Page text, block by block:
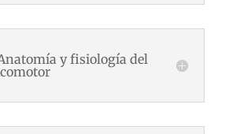
y fisiología del